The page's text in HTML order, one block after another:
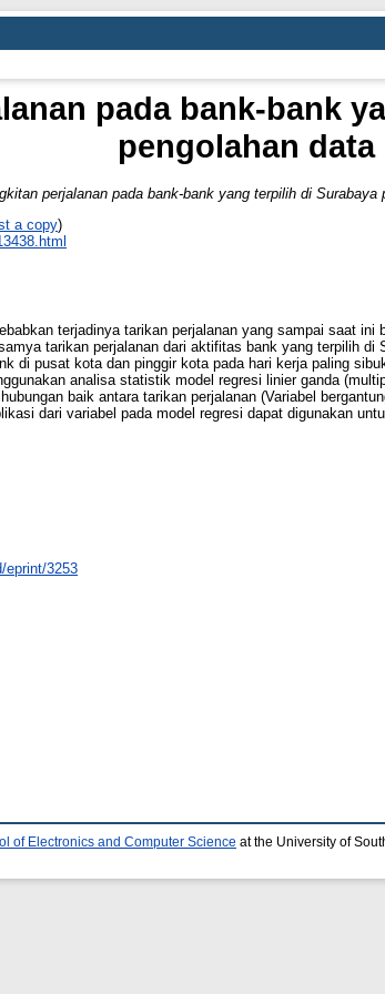
pada bank-bank
pengolahan data
perjalanan pada bank-bank yang terpilih di Surabaya
a copy)
terjadinya tarikan perjalanan yang sampai saat
tarikan perjalanan dari aktifitas bank yang terpilih
di pusat kota dan pinggir kota pada hari kerja paling
analisa statistik model regresi linier ganda
baik antara tarikan perjalanan (Variabel
dari variabel pada model regresi dapat digunakan
eprint/3253
of Electronics and Computer Science at the University of